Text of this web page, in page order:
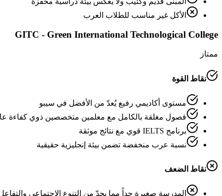
الأكل غير مناسب للطلاب العرب
GITC - Green International Technological College
ممتاز
نقاط القوة
مستوى أكاديمي رفيع يُعدّ من الأفضل في سيبو
فصول مغلقة بالكامل مع معلمين متخصصين ذوي كفاءة
برنامج IELTS قوي مع نتائج موثقة
نسبة عرب منخفضة تضمن بيئة إنجليزية حقيقية
نقاط الضعف
المدرسة صغيرة جداً مما يحدّ من التنوع الاجتماعي